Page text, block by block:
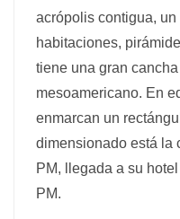
acrópolis contigua,
habitaciones,
tiene una gran
mesoamericano. En
enmarcan un
dimensionado está la
PM, llegada a su
PM.